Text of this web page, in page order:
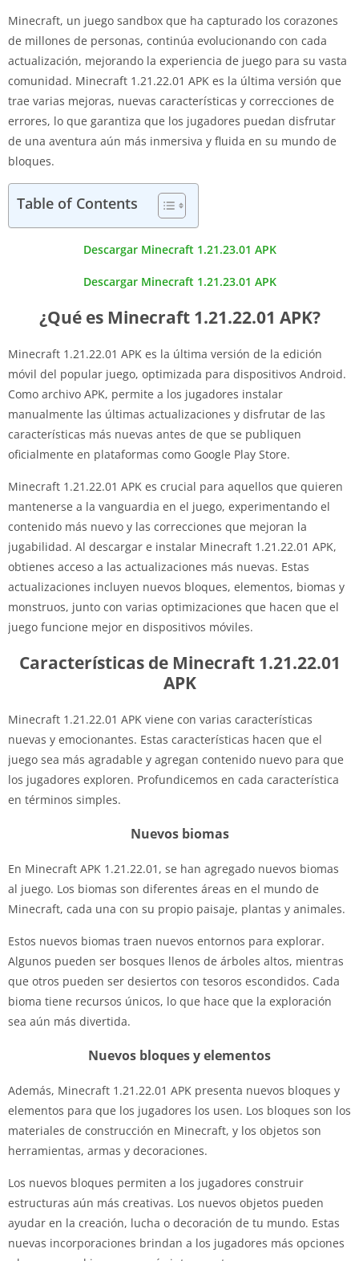
Minecraft, un juego sandbox que ha capturado los corazones
de millones de personas, continúa evolucionando con cada
actualización, mejorando la experiencia de juego para su vasta
comunidad. Minecraft 1.21.22.01 APK es la última versión que
trae varias mejoras, nuevas características y correcciones de
errores, lo que garantiza que los jugadores puedan disfrutar
de una aventura aún más inmersiva y fluida en su mundo de
bloques.
Table of Contents
Descargar Minecraft 1.21.23.01 APK
Descargar Minecraft 1.21.23.01 APK
¿Qué es Minecraft 1.21.22.01 APK?
Minecraft 1.21.22.01 APK es la última versión de la edición
móvil del popular juego, optimizada para dispositivos Android.
Como archivo APK, permite a los jugadores instalar
manualmente las últimas actualizaciones y disfrutar de las
características más nuevas antes de que se publiquen
oficialmente en plataformas como Google Play Store.
Minecraft 1.21.22.01 APK es crucial para aquellos que quieren
mantenerse a la vanguardia en el juego, experimentando el
contenido más nuevo y las correcciones que mejoran la
jugabilidad. Al descargar e instalar Minecraft 1.21.22.01 APK,
obtienes acceso a las actualizaciones más nuevas. Estas
actualizaciones incluyen nuevos bloques, elementos, biomas y
monstruos, junto con varias optimizaciones que hacen que el
juego funcione mejor en dispositivos móviles.
Características de Minecraft 1.21.22.01
APK
Minecraft 1.21.22.01 APK viene con varias características
nuevas y emocionantes. Estas características hacen que el
juego sea más agradable y agregan contenido nuevo para que
los jugadores exploren. Profundicemos en cada característica
en términos simples.
Nuevos biomas
En Minecraft APK 1.21.22.01, se han agregado nuevos biomas
al juego. Los biomas son diferentes áreas en el mundo de
Minecraft, cada una con su propio paisaje, plantas y animales.
Estos nuevos biomas traen nuevos entornos para explorar.
Algunos pueden ser bosques llenos de árboles altos, mientras
que otros pueden ser desiertos con tesoros escondidos. Cada
bioma tiene recursos únicos, lo que hace que la exploración
sea aún más divertida.
Nuevos bloques y elementos
Además, Minecraft 1.21.22.01 APK presenta nuevos bloques y
elementos para que los jugadores los usen. Los bloques son los
materiales de construcción en Minecraft, y los objetos son
herramientas, armas y decoraciones.
Los nuevos bloques permiten a los jugadores construir
estructuras aún más creativas. Los nuevos objetos pueden
ayudar en la creación, lucha o decoración de tu mundo. Estas
nuevas incorporaciones brindan a los jugadores más opciones